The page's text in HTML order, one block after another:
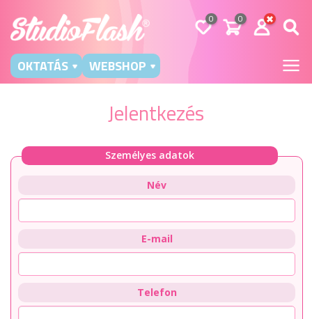
0 0
OKTATÁS WEBSHOP
Jelentkezés
Személyes adatok
Név
E-mail
Telefon